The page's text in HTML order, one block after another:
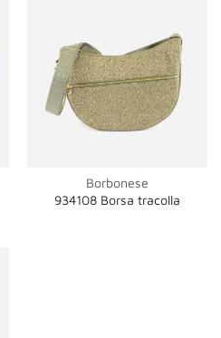
Borbonese
934108 Borsa tracolla